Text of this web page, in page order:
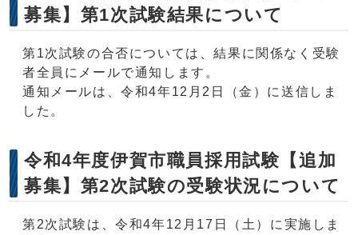
募集】第1次試験結果について
第1次試験の合否については、結果に関係なく受験
者全員にメールで通知します。
通知メールは、令和4年12月2日（金）に送信しま
した。
令和4年度伊賀市職員採用試験【追加
募集】第2次試験の受験状況について
第2次試験は、令和4年12月17日（土）に実施しま